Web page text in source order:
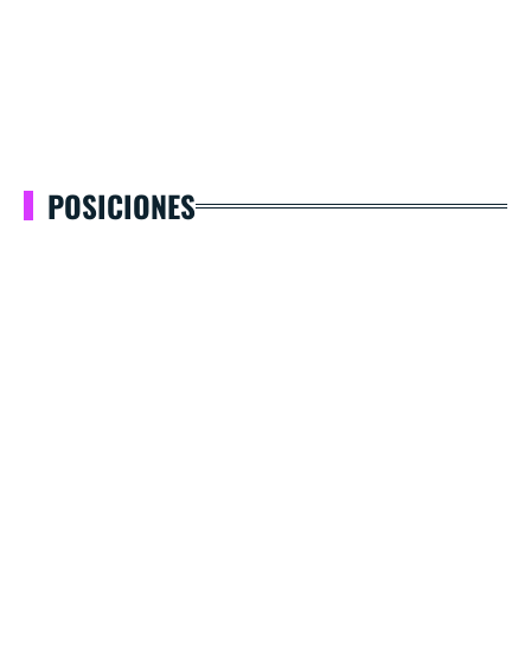
POSICIONES